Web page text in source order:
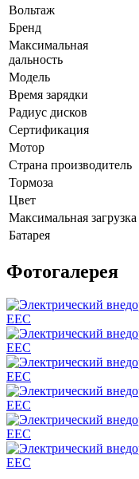
Вольтаж
Бренд
Максимальная
дальность
Модель
Время зарядки
Радиус дисков
Сертификация
Мотор
Страна производитель
Тормоза
Цвет
Максимальная загрузка
Батарея
Фотогалерея